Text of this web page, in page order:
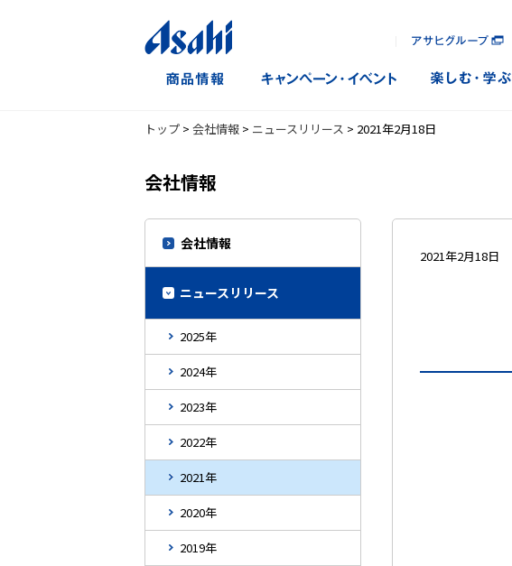
トップ > 会社情報 > ニュースリリース > 2021年2月18日
会社情報
会社情報
ニュースリリース
2025年
2024年
2023年
2022年
2021年
2020年
2019年
2021年2月18日